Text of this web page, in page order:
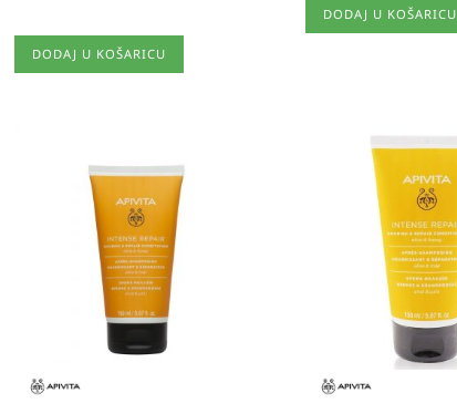
DODAJ U KOŠARICU
DODAJ U KOŠARICU